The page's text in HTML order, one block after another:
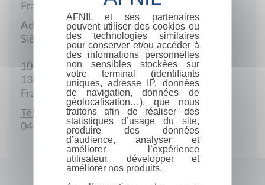
France
Adresse :
Siège social
10 Boulevard Lionel Terray
13013 Marseille
France
Téléphone :
04 91 66 43 70
AFNIL et ses partenaires
peuvent utiliser des cookies ou
des technologies similaires
pour conserver et/ou accéder à
des informations personnelles
non sensibles stockées sur
votre terminal (identifiants
uniques, adresse IP, données
de navigation, données de
géolocalisation…), que nous
traitons afin de réaliser des
statistiques d’usage du site,
produire des données
d’audience, analyser et
améliorer l’expérience
utilisateur, développer et
améliorer nos produits.